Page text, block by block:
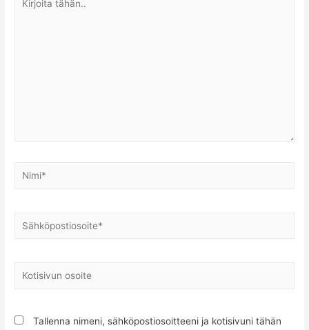
tähän..
Nimi*
Sähköpostiosoite*
Kotisivun
Tallenna nimeni, sähköpostiosoitteeni ja kotisivuni tähän